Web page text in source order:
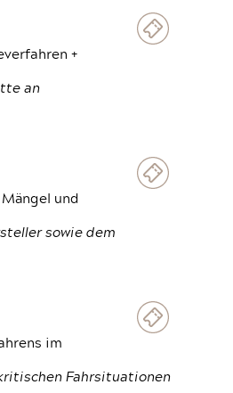
+
an
und
sowie dem
im
Fahrsituationen